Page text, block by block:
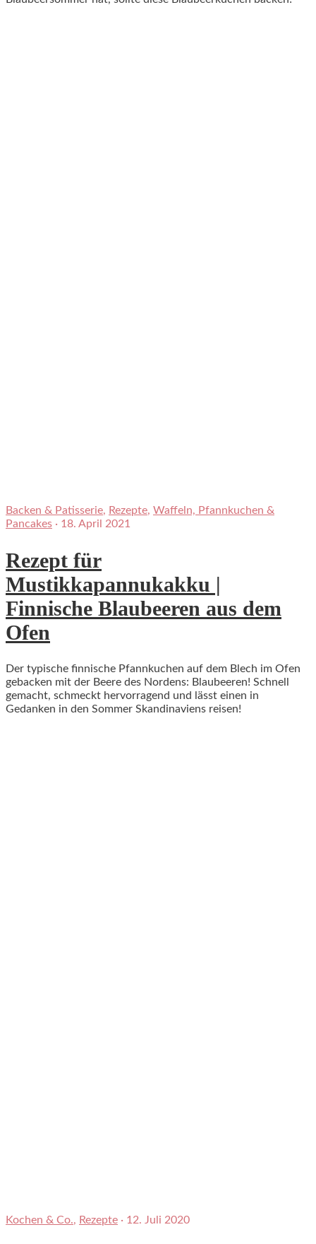
Backen & Patisserie, Rezepte, Waffeln, Pfannkuchen &
Pancakes · 18. April 2021
Rezept für
Mustikkapannukakku |
Finnische Blaubeeren aus dem
Ofen
Der typische finnische Pfannkuchen auf dem Blech im Ofen
gebacken mit der Beere des Nordens: Blaubeeren! Schnell
gemacht, schmeckt hervorragend und lässt einen in
Gedanken in den Sommer Skandinaviens reisen!
Kochen & Co., Rezepte · 12. Juli 2020